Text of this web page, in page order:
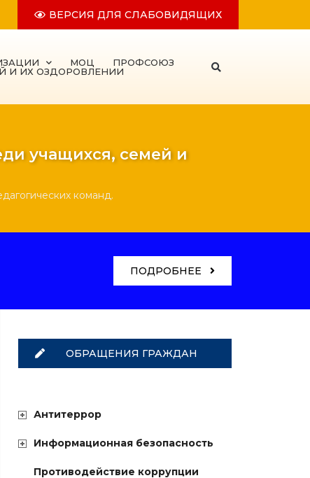
ВЕРСИЯ ДЛЯ СЛАБОВИДЯЩИХ
МОЦ
ПРОФСОЮЗ
И ИХ ОЗДОРОВЛЕНИИ
учащихся, семей и
команд.
ПОДРОБНЕЕ
ОБРАЩЕНИЯ ГРАЖДАН
Антитеррор
Информационная безопасность
Противодействие коррупции